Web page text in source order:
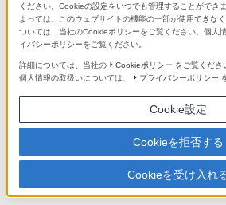
2021年2月18日
ショットガンマイ
製品供給に関する
年9月16日更新）
クリエイターの珠
自宅へ。新しいコ
ラリー「Creative
のお知らせ
デジタル一眼カメ
ズ FE 35mm F1.4
ンズフード「ALC-
びとお知らせ
ください。Cookieの設定をいつでも管理することができ
よっては、このウェブサイトの機能の一部が使用できな
ついては、当社のCookieポリシーをご覧ください。個人
イバシーポリシーをご覧ください。
詳細については、当社の Cookieポリシー をご覧くださ
個人情報の取扱いについては、
プライバシーポリシー
Cookie設定
Cookieを拒否する
Cookieを受け入れ